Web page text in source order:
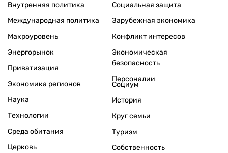
Внутренняя политика
Международная политика
Макроуровень
Энергорынок
Приватизация
Экономика регионов
Социальная защита
Зарубежная экономика
Конфликт интересов
Экономическая
безопасность
Персоналии
Наука
Технологии
Среда обитания
Церковь
Социум
История
Круг семьи
Туризм
Собственность